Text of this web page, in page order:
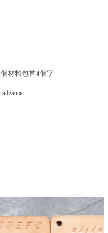
材料包首4個字